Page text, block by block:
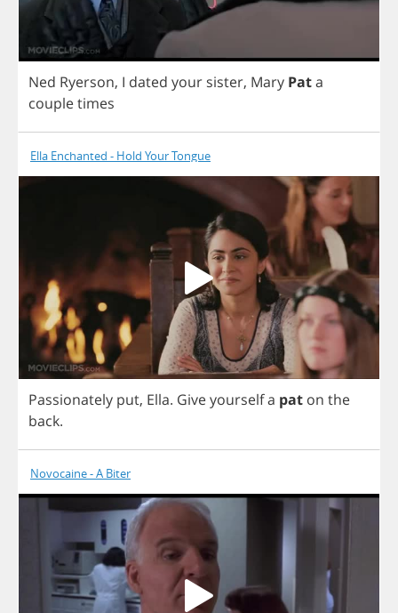
Ned Ryerson, I dated your sister, Mary Pata
coupletimes
Ella Enchanted - Hold Your Tongue
Passionately put, Ella. Giveyourselfa pat on the
back.
Novocaine - A Biter